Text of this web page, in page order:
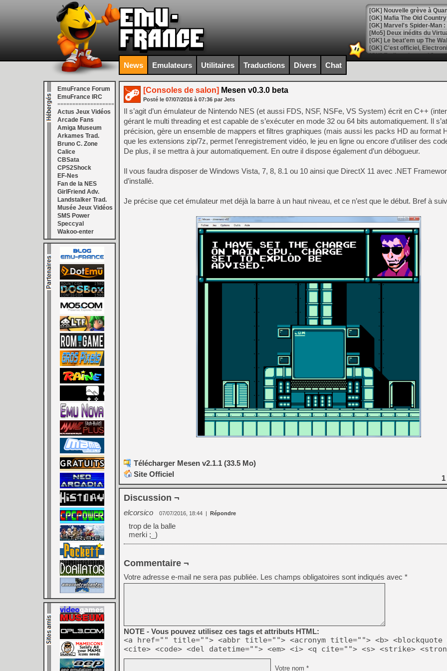
[Mo5] Deux inédits du
[GK] Le beat'em up The
[GK] Endless Legend 2 :
[LS] [PS5] Le WebKit
[GK] Oubliez Crazy Taxi,
[LS] [Switch] NSZ 5.0.0
[GK] No More Room in
[GK] Un chatbot Atelier
[GK] Mémoire cash -
[GK] Nvidia : le prix des
[GK] Suikoden Star Leap
[Mo5] La mini borne
[GK] Atari renoue avec
[GK] Le studio de FIFA
[GK] La PlayStation 1 en
[GK] Dawn of War 4 : les
[GK] CloverPit : l'héritier
[GK] Stellar Blade : Blood
[GK] Palworld Online est
[GK] Wuchang 2 : le
[GK] Test : Big Walk est le
[GK] Starsand Island : la
[GK] La Xbox Series X
[GK] Moonlighter 2 : The
[GK] Capcom relance
News Emulateurs Utilitaires Traductions Divers Chat
EmuFrance Forum
EmuFrance IRC
===================
Actus Jeux Vidéos
Arcade Fans
Amiga Museum
Arkames Trad.
Bruno C. Zone
Calice
CBSata
CPS2Shock
EF-Nes
Fan de la NES
GirlFriend Adv.
Landstalker Trad.
Musée Jeux Vidéos
SMS Power
Speccyal
Wakoo-enter
[Consoles de salon] Mesen v0.3.0 beta
Posté le 07/07/2016 à 07:36 par Jets
Il s’agit d’un émulateur de Nintendo NES (et aussi FDS, NSF, NSFe, VS System) écrit en C++
gérant le multi threading et est capable de s’exécuter en mode 32 ou 64 bits automatiquement. Il
précision, gère un ensemble de mappers et filtres graphiques (mais aussi les packs HD au format
que les extensions zip/7z, permet l’enregistrement vidéo, le jeu en ligne ou encore d’utiliser des
De plus, il se mettra à jour automatiquement. En outre il dispose également d’un débogueur.
Il vous faudra disposer de Windows Vista, 7, 8, 8.1 ou 10 ainsi que DirectX 11 avec .NET
d’installé.
Je précise que cet émulateur met déjà la barre à un haut niveau, et ce n’est que le début. Bref à
Télécharger Mesen v2.1.1 (33.5 Mo)
Site Officiel
1
Discussion ¬
elcorsico 07/07/2016, 18:44 Répondre
trop de la balle
merki ;_)
Commentaire ¬
Votre adresse e-mail ne sera pas publiée. Les champs obligatoires sont indiqués avec *
NOTE - Vous pouvez utilisez ces tags et attributs HTML:
<a href="" title=""> <abbr title=""> <acronym title=""> <b> <blockquote
<cite> <code> <del datetime=""> <em> <i> <q cite=""> <s> <strike>
Votre nom *